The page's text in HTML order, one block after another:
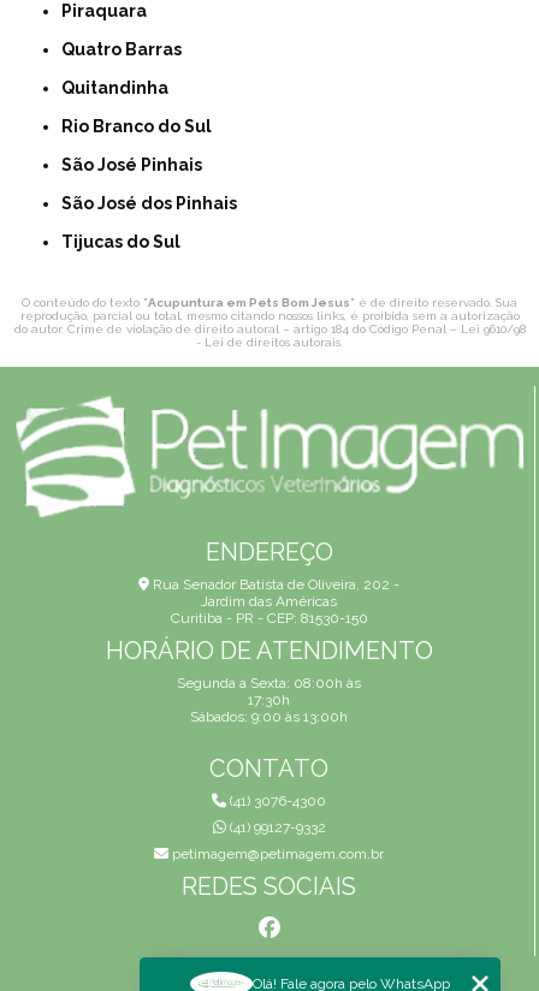
Piraquara
Quatro Barras
Quitandinha
Rio Branco do Sul
São José Pinhais
São José dos Pinhais
Tijucas do Sul
O conteúdo do texto "Acupuntura em Pets Bom Jesus" é de direito reservado. Sua
reprodução, parcial ou total, mesmo citando nossos links, é proibida sem a autorização
do autor. Crime de violação de direito autoral – artigo 184 do Código Penal – Lei 9610/98
- Lei de direitos autorais
ENDEREÇO
Rua Senador Batista de Oliveira, 202 -
Jardim das Américas
Curitiba - PR - CEP: 81530-150
HORÁRIO DE ATENDIMENTO
Segunda a Sexta: 08:00h às
17:30h
Sábados: 9:00 às 13:00h
CONTATO
(41) 3076-4300
(41) 99127-9332
petimagem@petimagem.com.br
REDES SOCIAIS
MENU
Olá! Fale agora pelo WhatsApp